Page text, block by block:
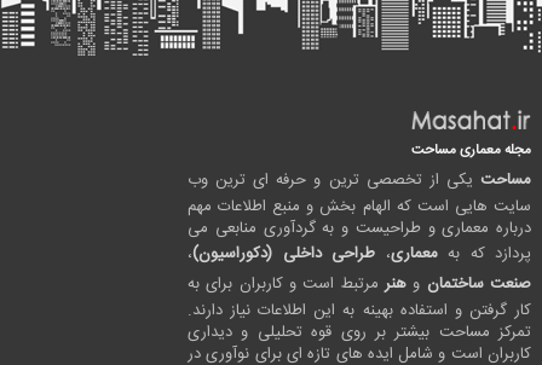
مجله معماری مساحت
مساحت یکی از تخصصی ترین و حرفه ای ترین وب
سایت هایی است که الهام بخش و منبع اطلاعات مهم
درباره معماری و طراحیست و به گردآوری منابعی می
پردازد که بهمعماری، طراحی داخلی (دکوراسیون)،
صنعت ساختمان و هنرمرتبط است و کاربران برای به
کار گرفتن و استفاده بهینه به این اطلاعات نیاز دارند.
تمرکز مساحت بیشتر بر روی قوه تحلیلی و دیداری
کاربران است و شامل ایده های تازه ای برای نوآوری در